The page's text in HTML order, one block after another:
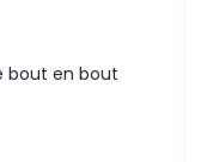
bout en bout